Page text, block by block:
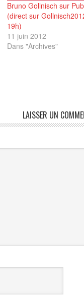
Bruno Gollnisch sur
(direct sur
19h)
11 juin 2012
Dans "Archives"
LAISSER UN